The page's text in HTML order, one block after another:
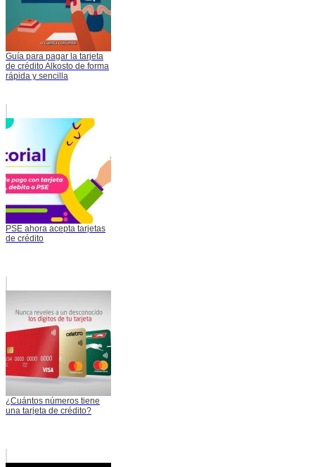
Guía para pagar la tarjeta
de crédito Alkosto de forma
rápida y sencilla
PSE ahora acepta tarjetas
de crédito
¿Cuántos números tiene
una tarjeta de crédito?